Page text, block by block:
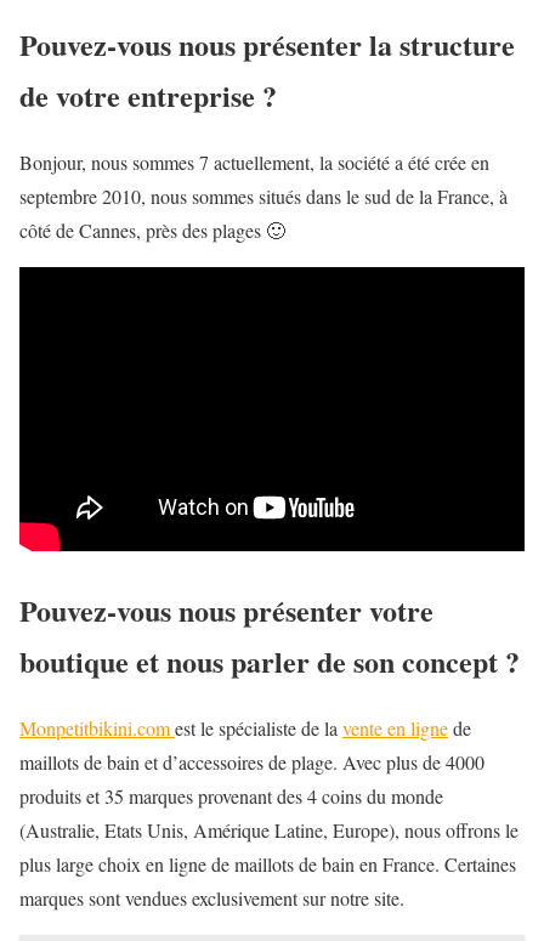
Pouvez-vous nous présenter la structure
de votre entreprise ?
Bonjour, nous sommes 7 actuellement, la société a été crée en
septembre 2010, nous sommes situés dans le sud de la France, à
côté de Cannes, près des plages 🙂
Pouvez-vous nous présenter votre
boutique et nous parler de son concept ?
Monpetitbikini.comest le spécialiste de la vente en lignede
maillots de bain et d’accessoires de plage. Avec plus de 4000
produits et 35 marques provenant des 4 coins du monde
(Australie, Etats Unis, Amérique Latine, Europe), nous offrons le
plus large choix en ligne de maillots de bain en France. Certaines
marques sont vendues exclusivement sur notre site.